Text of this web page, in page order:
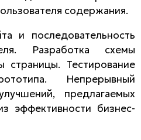
содержания.
и последовательность
Разработка схемы
страницы. Тестирование
Непрерывный
предлагаемых
эффективности бизнес-